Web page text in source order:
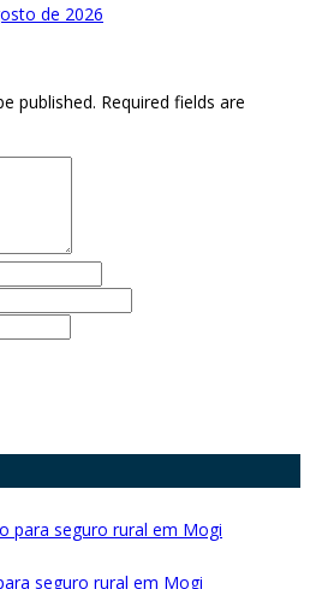
de 2026
published. Required fields are
seguro rural em Mogi